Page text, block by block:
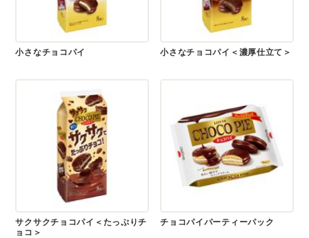
小さなチョコパイ 小さなチョコパイ＜濃厚仕立て＞
サクサクチョコパイ＜たっぷりチ
ョコ＞
チョコパイパーティーパック